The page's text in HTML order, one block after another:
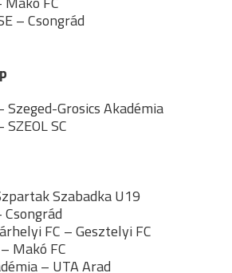
– Csongrád
Szeged-Grosics Akadémia
SC
Szabadka U19
Csongrád
FC – Gesztelyi FC
Makó FC
– UTA Arad